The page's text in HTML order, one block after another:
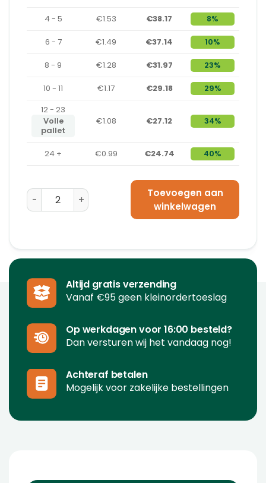
4 - 5
€1.53 €38.17 8%
6 - 7 €1.49 €37.14 10%
8 - 9 €1.28 €31.97 23%
10 - 11 €1.17 €29.18
29%
12 - 23
Volle
pallet
€1.08 €27.12 34%
24 + €0.99 €24.74 40%
Amerikaanse Vouwdoos 430 x 400 x 300 - B-Golf
Toevoegen aan
winkelwagen
Altijd gratis verzending
Vanaf €95 geen kleinordertoeslag
Op werkdagen voor 16:00 besteld?
Dan versturen wij het vandaag nog!
Achteraf betalen
Mogelijk voor zakelijke bestellingen